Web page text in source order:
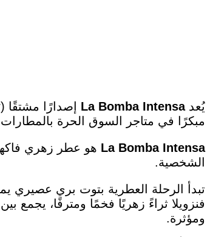
يُعدLa Bomba Intensa إصدارًا مشتقًا (Flanker) من عطر
مبكرًا في متاجر السوق الحرة
La Bomba Intensa هو عطر زهري فاكهي
الشخصية.
تبدأ الرحلة العطرية بتوت بري عصيري
فنزويلا ثراءً زهريًا فخمًا ومترفًا، يجمع
ومؤثرة.